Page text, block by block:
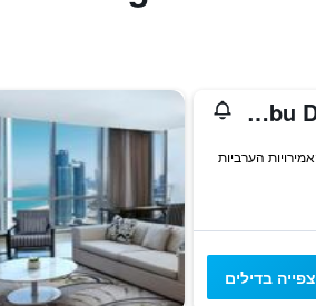
The Ritz-Carlton Abu Dhabi, Grand Canal
צפייה בדילים